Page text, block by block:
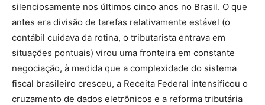
silenciosamente nos últimos cinco anos no Brasil. O que
antes era divisão de tarefas relativamente estável (o
contábil cuidava da rotina, o tributarista entrava em
situações pontuais) virou uma fronteira em constante
negociação, à medida que a complexidade do sistema
fiscal brasileiro cresceu, a Receita Federal intensificou o
cruzamento de dados eletrônicos e a reforma tributária